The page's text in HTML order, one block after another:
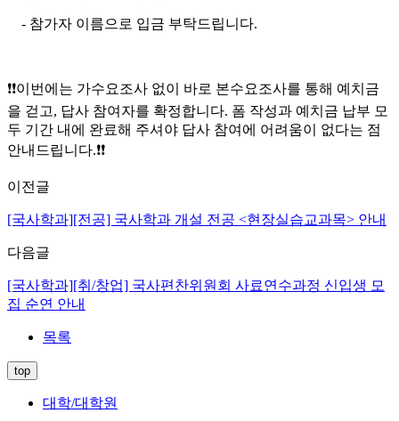
- 참가자 이름으로 입금 부탁드립니다.
❗❗이번에는 가수요조사 없이 바로 본수요조사를 통해 예치금
을 걷고, 답사 참여자를 확정합니다. 폼 작성과 예치금 납부 모
두 기간 내에 완료해 주셔야 답사 참여에 어려움이 없다는 점
안내드립니다.❗❗
이전글
[국사학과][전공] 국사학과 개설 전공 <현장실습교과목> 안내
다음글
[국사학과][취/창업] 국사편찬위원회 사료연수과정 신입생 모
집 순연 안내
목록
top
대학/대학원